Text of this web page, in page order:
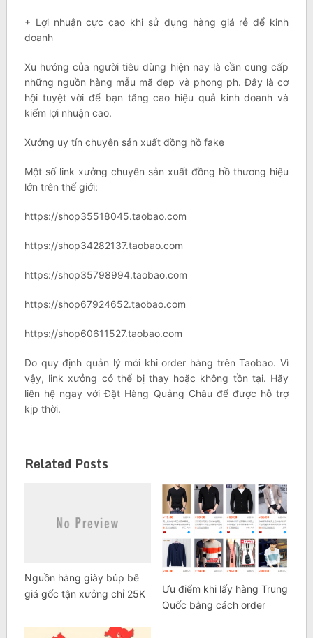
+ Lợi nhuận cực cao khi sử dụng hàng giá rẻ để kinh
doanh
Xu hướng của người tiêu dùng hiện nay là cần cung cấp
những nguồn hàng mẫu mã đẹp và phong ph. Đây là cơ
hội tuyệt vời để bạn tăng cao hiệu quả kinh doanh và
kiếm lợi nhuận cao.
Xưởng uy tín chuyên sản xuất đồng hồ fake
Một số link xưởng chuyên sản xuất đồng hồ thương hiệu
lớn trên thế giới:
https://shop35518045.taobao.com
https://shop34282137.taobao.com
https://shop35798994.taobao.com
https://shop67924652.taobao.com
https://shop60611527.taobao.com
Do quy định quản lý mới khi order hàng trên Taobao. Vì
vậy, link xưởng có thể bị thay hoặc không tồn tại. Hãy
liên hệ ngay với Đặt Hàng Quảng Châu để được hỗ trợ
kịp thời.
Related Posts
Nguồn hàng giày búp bê
giá gốc tận xưởng chỉ 25K
Ưu điểm khi lấy hàng Trung
Quốc bằng cách order